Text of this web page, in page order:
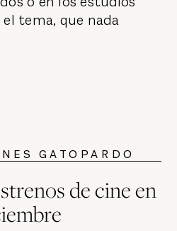
tema, que nada
GATOPARDO
de cine en